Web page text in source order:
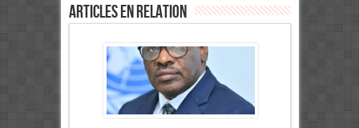
Articles en relation